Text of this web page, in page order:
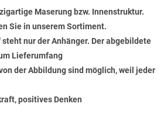
Maserung bzw. Innenstruktur.
Sie in unserem Sortiment.
steht nur der Anhänger. Der abgebildete
Lieferumfang
der Abbildung sind möglich, weil jeder
positives Denken